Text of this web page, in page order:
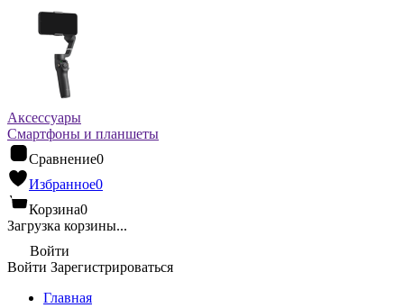
Аксессуары
Смартфоны и планшеты
Сравнение0
Избранное0
Корзина0
Загрузка корзины...
Войти
Войти Зарегистрироваться
Главная